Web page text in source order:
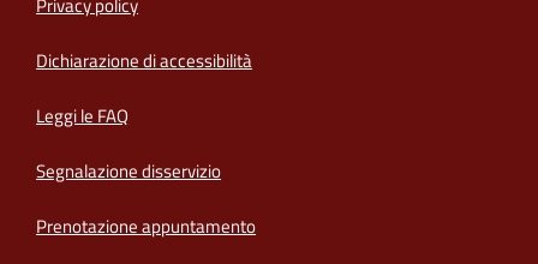
Dichiarazione di accessibilità
Leggi le FAQ
Segnalazione disservizio
Prenotazione appuntamento